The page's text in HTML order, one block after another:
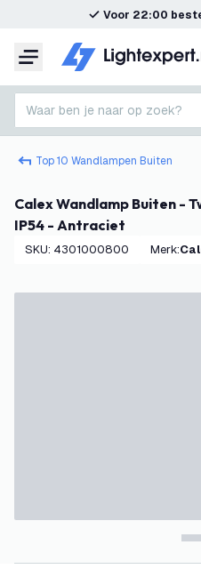
Voor 22:00
Menu
Waar ben je naar op zoek?
Top 10 Wandlampen Buiten
Calex Wandlamp Buiten - Tweezijdig - GU10 Fitting -
IP54 - Antraciet
SKU: 4301000800 Merk: